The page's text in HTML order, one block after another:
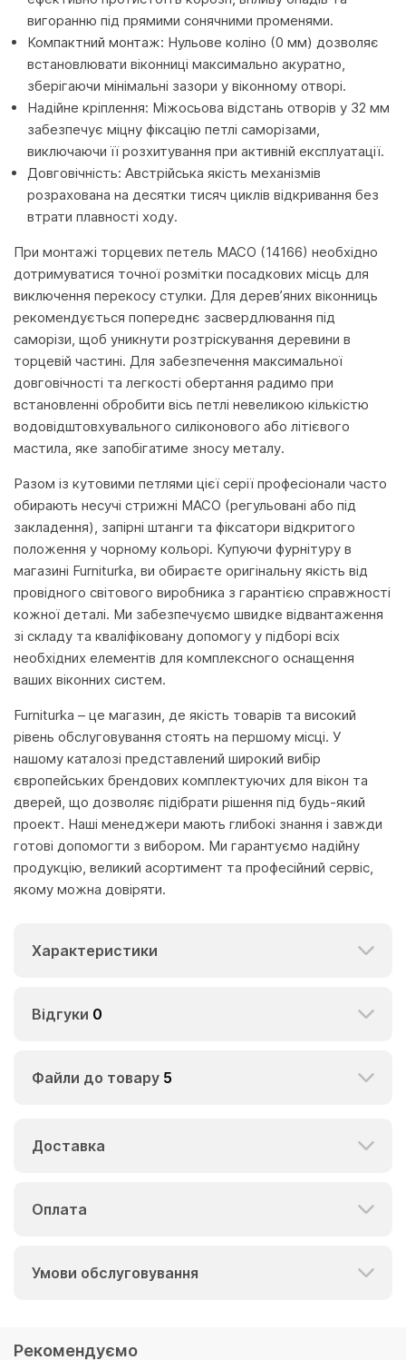
вигоранню під прямими сонячними променями.
Компактний монтаж: Нульове коліно (0 мм) дозволяє
встановлювати віконниці максимально акуратно,
зберігаючи мінімальні зазори у віконному отворі.
Надійне кріплення: Міжосьова відстань отворів у 32 мм
забезпечує міцну фіксацію петлі саморізами,
виключаючи її розхитування при активній експлуатації.
Довговічність: Австрійська якість механізмів
розрахована на десятки тисяч циклів відкривання без
втрати плавності ходу.
При монтажі торцевих петель MACO (14166) необхідно
дотримуватися точної розмітки посадкових місць для
виключення перекосу стулки. Для дерев’яних віконниць
рекомендується попереднє засвердлювання під
саморізи, щоб уникнути розтріскування деревини в
торцевій частині. Для забезпечення максимальної
довговічності та легкості обертання радимо при
встановленні обробити вісь петлі невеликою кількістю
водовідштовхувального силіконового або літієвого
мастила, яке запобігатиме зносу металу.
Разом із кутовими петлями цієї серії професіонали часто
обирають несучі стрижні MACO (регульовані або під
закладення), запірні штанги та фіксатори відкритого
положення у чорному кольорі. Купуючи фурнітуру в
магазині Furniturka, ви обираєте оригінальну якість від
провідного світового виробника з гарантією справжності
кожної деталі. Ми забезпечуємо швидке відвантаження
зі складу та кваліфіковану допомогу у підборі всіх
необхідних елементів для комплексного оснащення
ваших віконних систем.
Furniturka – це магазин, де якість товарів та високий
рівень обслуговування стоять на першому місці. У
нашому каталозі представлений широкий вибір
європейських брендових комплектуючих для вікон та
дверей, що дозволяє підібрати рішення під будь-який
проект. Наші менеджери мають глибокі знання і завжди
готові допомогти з вибором. Ми гарантуємо надійну
продукцію, великий асортимент та професійний сервіс,
якому можна довіряти.
Характеристики
Відгуки 0
Файли до товару 5
Доставка
Оплата
Умови обслуговування
Рекомендуємо